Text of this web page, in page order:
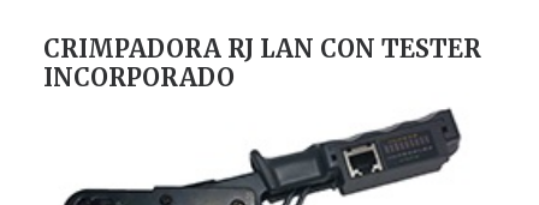
CRIMPADORA RJ LAN CON TESTER
INCORPORADO